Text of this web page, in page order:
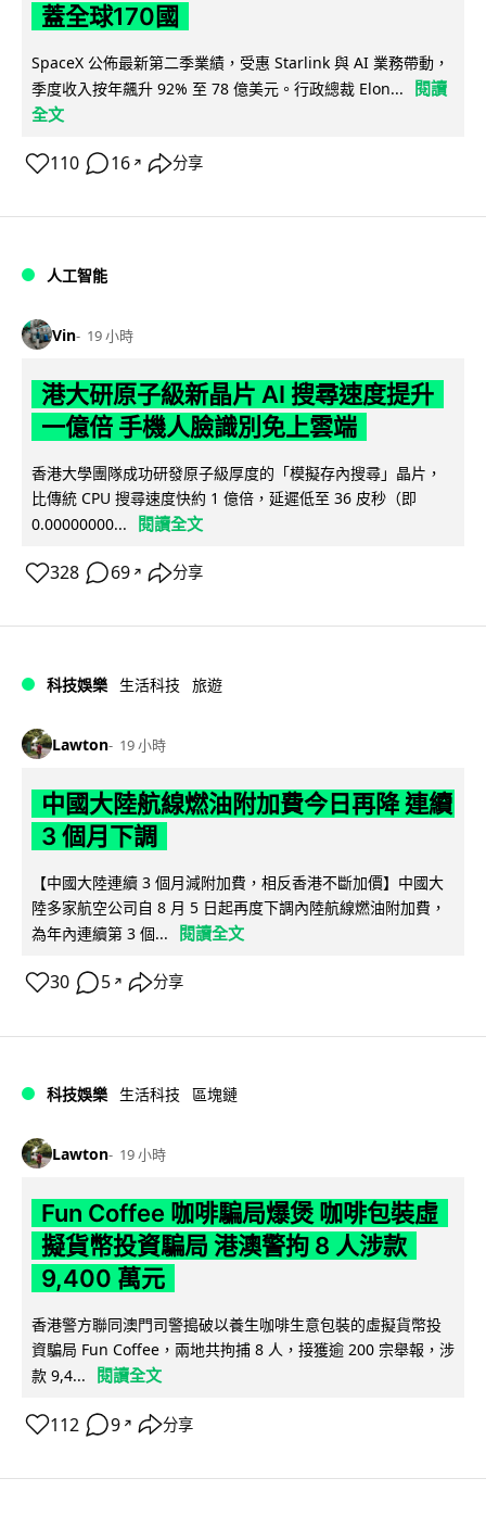
蓋全球170國
SpaceX 公佈最新第二季業績，受惠 Starlink 與 AI 業務帶動，
季度收入按年飆升 92% 至 78 億美元。行政總裁 Elon...
閱讀
全文
110 16 ↗ 分享
人工智能
Vin 19 小時
港大研原子級新晶片 AI 搜尋速度提升
一億倍 手機人臉識別免上雲端
香港大學團隊成功研發原子級厚度的「模擬存內搜尋」晶片，
比傳統 CPU 搜尋速度快約 1 億倍，延遲低至 36 皮秒（即
0.00000000...
閱讀全文
328 69 ↗ 分享
科技娛樂 生活科技 旅遊
Lawton 19 小時
中國大陸航線燃油附加費今日再降 連續
3 個月下調
【中國大陸連續 3 個月減附加費，相反香港不斷加價】中國大
陸多家航空公司自 8 月 5 日起再度下調內陸航線燃油附加費，
為年內連續第 3 個...
閱讀全文
30 5 ↗ 分享
科技娛樂 生活科技 區塊鏈
Lawton 19 小時
Fun Coffee 咖啡騙局爆煲 咖啡包裝虛
擬貨幣投資騙局 港澳警拘 8 人涉款
9,400 萬元
香港警方聯同澳門司警搗破以養生咖啡生意包裝的虛擬貨幣投
資騙局 Fun Coffee，兩地共拘捕 8 人，接獲逾 200 宗舉報，涉
款 9,4...
閱讀全文
112 9 ↗ 分享